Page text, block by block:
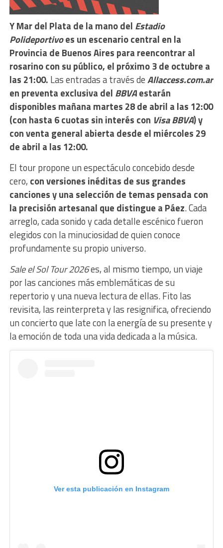
Y Mar del Plata de la mano del Estadio
Polideportivoes un escenario central en la
Provincia de Buenos Aires para reencontrar al
rosarino con su público, el próximo 3 de octubre a
las 21:00. Las entradas a través deAllaccess.com.ar
en preventa exclusiva del BBVAestarán
disponibles mañana martes 28 de abril a las 12:00
(con hasta 6 cuotas sin interés con Visa BBVA) y
con venta general abierta desde el miércoles 29
de abril a las 12:00.
El tour propone un espectáculo concebido desde
cero, con versiones inéditas de sus grandes
canciones y una selección de temas pensada con
la precisión artesanal que distingue a Páez. Cada
arreglo, cada sonido y cada detalle escénico fueron
elegidos con la minuciosidad de quien conoce
profundamente su propio universo.
Sale el Sol Tour 2026es, al mismo tiempo, un viaje
por las canciones más emblemáticas de su
repertorio y una nueva lectura de ellas. Fito las
revisita, las reinterpreta y las resignifica, ofreciendo
un concierto que late con la energía de su presente y
la emoción de toda una vida dedicada a la música.
Ver esta publicación en Instagram